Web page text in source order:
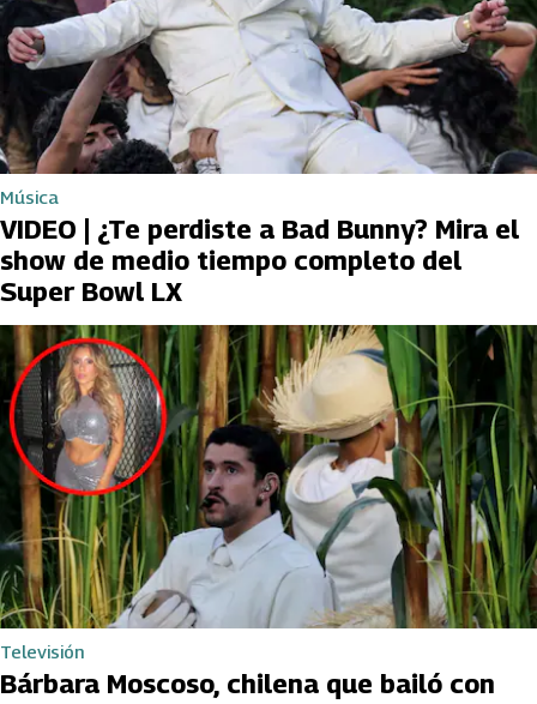
Música
VIDEO | ¿Te perdiste a Bad Bunny? Mira el
show de medio tiempo completo del
Super Bowl LX
Televisión
Bárbara Moscoso, chilena que bailó con